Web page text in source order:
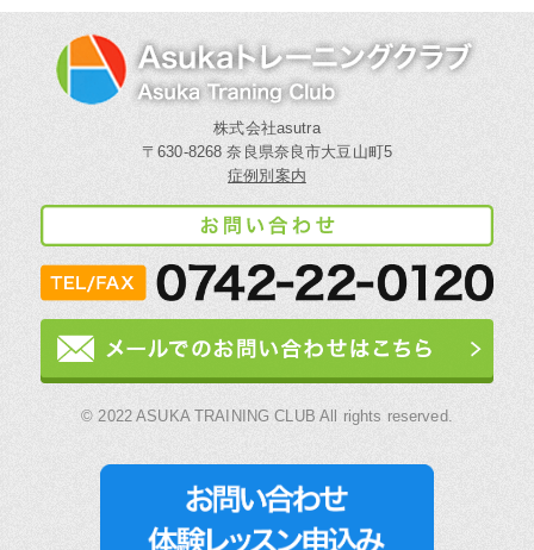
株式会社asutra
〒630-8268 奈良県奈良市大豆山町5
症例別案内
© 2022 ASUKA TRAINING CLUB All rights reserved.